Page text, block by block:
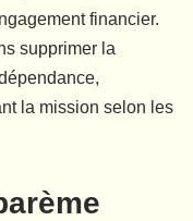
financier.
supprimer la
la mission selon les